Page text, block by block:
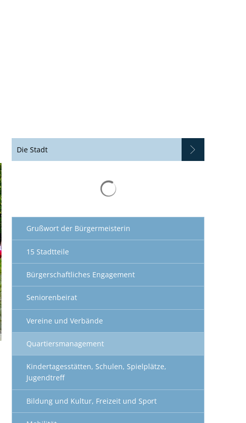
Die Stadt
Grußwort der Bürgermeisterin
15 Stadtteile
Bürgerschaftliches Engagement
Seniorenbeirat
Vereine und Verbände
Quartiersmanagement
Kindertagesstätten, Schulen, Spielplätze,
Jugendtreff
Bildung und Kultur, Freizeit und Sport